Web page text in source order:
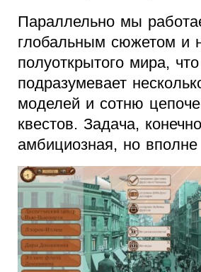
Параллельно мы
глобальным сюжетом и
полуоткрытого мира, что
подразумевает
моделей и сотню
квестов. Задача,
амбициозная, но